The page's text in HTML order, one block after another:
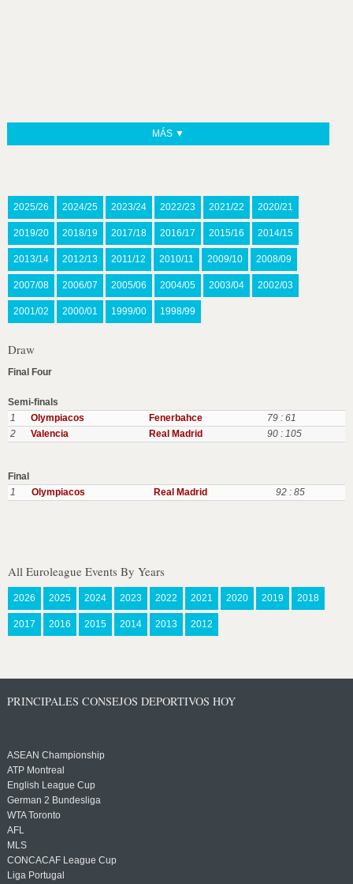
MÁS ▼
2025/26 2024/25 2023/24 2022/23 2021/22 2020/21
2019/20 2018/19 2017/18 2016/17 2015/16 2014/15
2013/14 2012/13 2011/12 2010/11 2009/10 2008/09
2007/08 2006/07 2005/06 2004/05 2003/04 2002/03
2001/02 2000/01 1999/00 1998/99
Draw
Final Four
Semi-finals
1
Olympiacos Fenerbahce
79 : 61
2
Valencia Real Madrid 90 : 105
Final
1
Olympiacos Real Madrid 92 : 85
All Euroleague Events By Years
2026 2025 2024 2023 2022 2021 2020 2019 2018
2017 2016 2015 2014 2013 2012
PRINCIPALES CONSEJOS DEPORTIVOS HOY
ASEAN Championship
ATP Montreal
English League Cup
German 2 Bundesliga
WTA Toronto
AFL
MLS
CONCACAF League Cup
Liga Portugal